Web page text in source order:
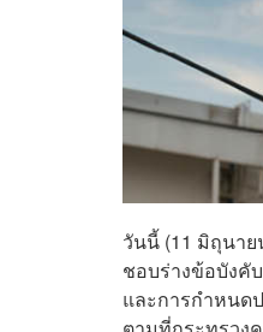
วันนี้ (11 มิถุนา
ชอบร่างข้อบังคั
และการกำหนด